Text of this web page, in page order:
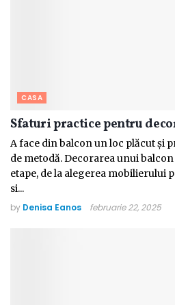
CASA
Sfaturi practice pentru
A face din balcon un loc plăcut și
de metodă. Decorarea unui
etape, de la alegerea mobilierului
si...
by Denisa Eanos februarie 22, 2025